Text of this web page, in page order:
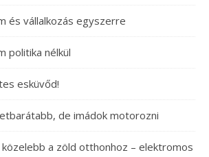
és vállalkozás egyszerre
politika nélkül
esküvőd!
de imádok motorozni
a zöld otthonhoz – elektromos